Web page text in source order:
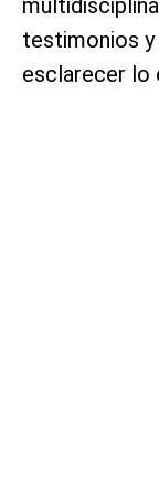
testimonios y
esclarecer lo